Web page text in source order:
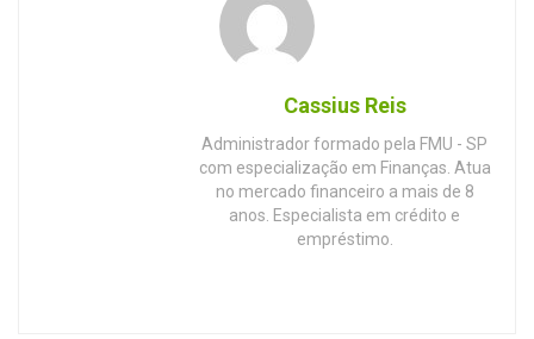
Cassius Reis
Administrador formado pela FMU - SP
com especialização em Finanças. Atua
no mercado financeiro a mais de 8
anos. Especialista em crédito e
empréstimo.